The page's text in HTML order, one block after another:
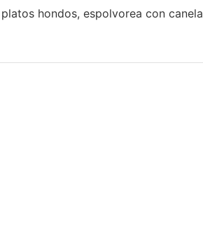
hondos, espolvorea con canela